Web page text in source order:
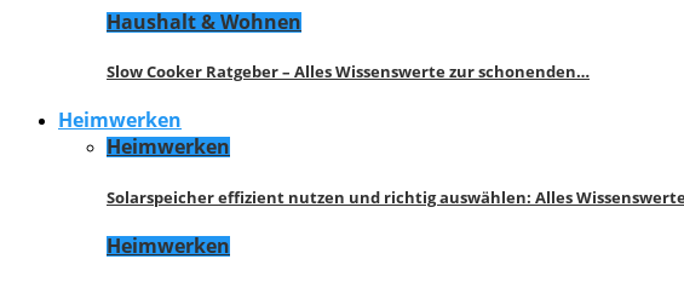
Haushalt & Wohnen
Slow Cooker Ratgeber – Alles Wissenswerte zur schonenden…
Heimwerken
Heimwerken
Solarspeicher effizient nutzen und richtig auswählen: Alles
Heimwerken